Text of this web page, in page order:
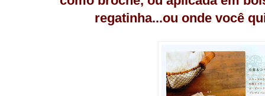
regatinha...ou onde você